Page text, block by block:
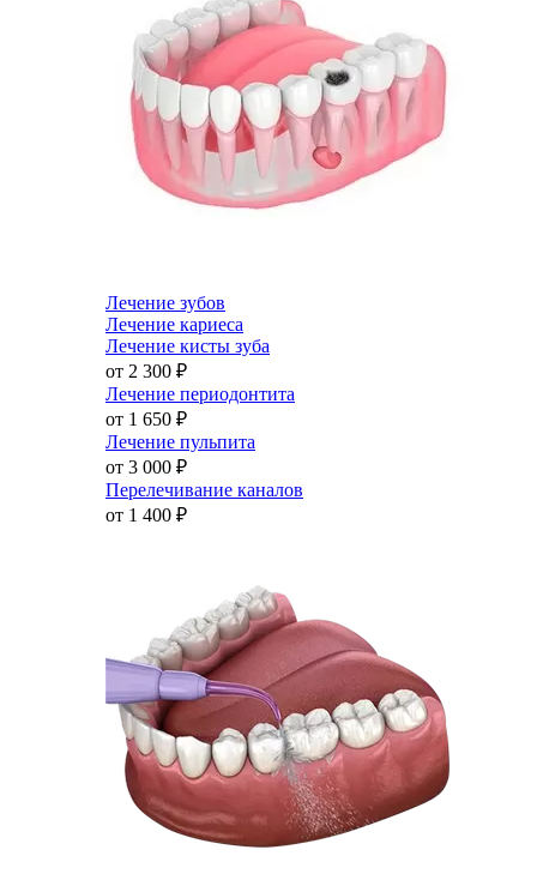
Лечение зубов
Лечение кариеса
Лечение кисты зуба
от 2 300 ₽
Лечение периодонтита
от 1 650 ₽
Лечение пульпита
от 3 000 ₽
Перелечивание каналов
от 1 400 ₽